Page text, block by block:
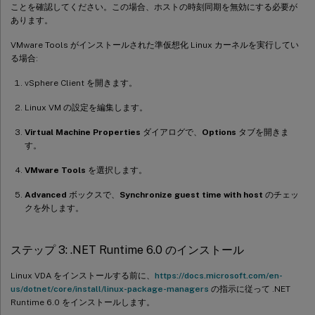
ことを確認してください。この場合、ホストの時刻同期を無効にする必要が
あります。
VMware Tools がインストールされた準仮想化 Linux カーネルを実行してい
る場合:
vSphere Client を開きます。
Linux VM の設定を編集します。
Virtual Machine Properties ダイアログで、 Options タブを開きま
す。
VMware Tools を選択します。
Advanced ボックスで、 Synchronize guest time with host のチェッ
クを外します。
ステップ 3: .NET Runtime 6.0 のインストール
Linux VDA をインストールする前に、 https://docs.microsoft.com/en-
us/dotnet/core/install/linux-package-managers の指示に従って .NET
Runtime 6.0 をインストールします。